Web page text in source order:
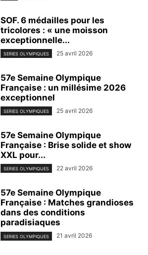
SOF. 6 médailles pour les
tricolores : « une moisson
exceptionnelle...
SERIES OLYMPIQUES 25 avril 2026
57e Semaine Olympique
Française : un millésime 2026
exceptionnel
SERIES OLYMPIQUES 25 avril 2026
57e Semaine Olympique
Française : Brise solide et show
XXL pour...
SERIES OLYMPIQUES 22 avril 2026
57e Semaine Olympique
Française : Matches grandioses
dans des conditions
paradisiaques
SERIES OLYMPIQUES 21 avril 2026